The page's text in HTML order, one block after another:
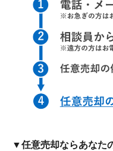
▼任意売却ならあなた